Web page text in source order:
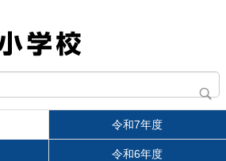
令和7年度
令和6年度